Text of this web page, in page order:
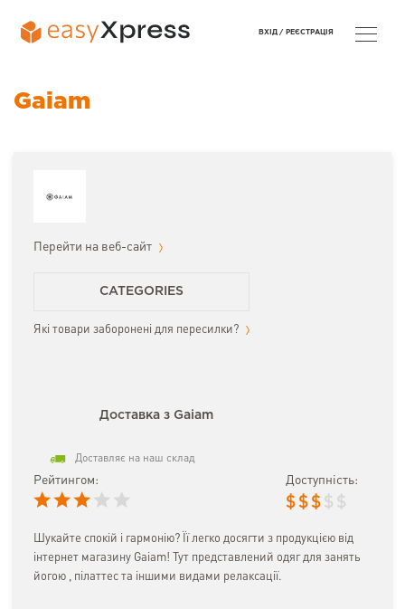
Gaiam
Перейти на веб-сайт
CATEGORIES
Які товари заборонені для пересилки?
Доставка з Gaiam
Доставляє на наш склад
Рейтингом: Доступність:
$ $ $ $ $
Шукайте спокій і гармонію? Її легко досягти з продукцією від
інтернет магазину Gaiam! Тут представлений одяг для занять
йогою , пілаттес та іншими видами релаксації.
ВХІД / РЕЄСТРАЦІЯ